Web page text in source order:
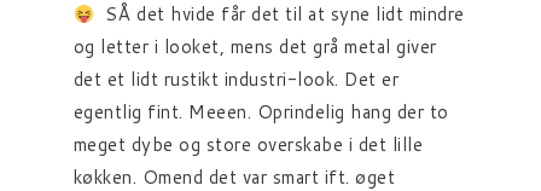
SÅ det hvide får det til at syne lidt mindre
og letter i looket, mens det grå metal giver
det et lidt rustikt industri-look. Det er
egentlig fint. Meeen. Oprindelig hang der to
meget dybe og store overskabe i det lille
køkken. Omend det var smart ift. øget